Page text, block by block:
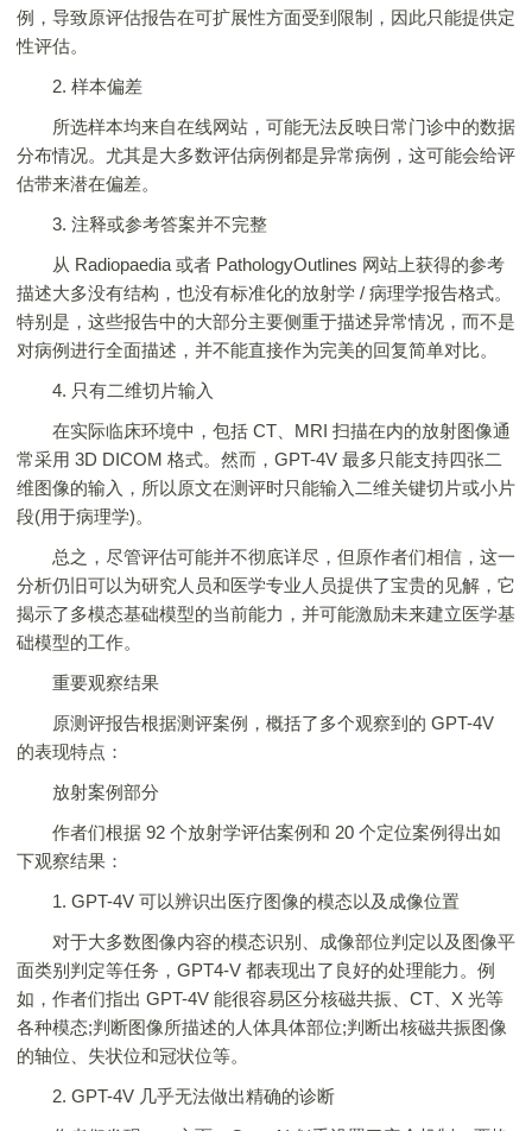
例，导致原评估报告在可扩展性方面受到限制，因此只能提供定
性评估。
2. 样本偏差
所选样本均来自在线网站，可能无法反映日常门诊中的数据
分布情况。尤其是大多数评估病例都是异常病例，这可能会给评
估带来潜在偏差。
3. 注释或参考答案并不完整
从 Radiopaedia 或者 PathologyOutlines 网站上获得的参考
描述大多没有结构，也没有标准化的放射学 / 病理学报告格式。
特别是，这些报告中的大部分主要侧重于描述异常情况，而不是
对病例进行全面描述，并不能直接作为完美的回复简单对比。
4. 只有二维切片输入
在实际临床环境中，包括 CT、MRI 扫描在内的放射图像通
常采用 3D DICOM 格式。然而，GPT-4V 最多只能支持四张二
维图像的输入，所以原文在测评时只能输入二维关键切片或小片
段(用于病理学)。
总之，尽管评估可能并不彻底详尽，但原作者们相信，这一
分析仍旧可以为研究人员和医学专业人员提供了宝贵的见解，它
揭示了多模态基础模型的当前能力，并可能激励未来建立医学基
础模型的工作。
重要观察结果
原测评报告根据测评案例，概括了多个观察到的 GPT-4V
的表现特点：
放射案例部分
作者们根据 92 个放射学评估案例和 20 个定位案例得出如
下观察结果：
1. GPT-4V 可以辨识出医疗图像的模态以及成像位置
对于大多数图像内容的模态识别、成像部位判定以及图像平
面类别判定等任务，GPT4-V 都表现出了良好的处理能力。例
如，作者们指出 GPT-4V 能很容易区分核磁共振、CT、X 光等
各种模态;判断图像所描述的人体具体部位;判断出核磁共振图像
的轴位、失状位和冠状位等。
2. GPT-4V 几乎无法做出精确的诊断